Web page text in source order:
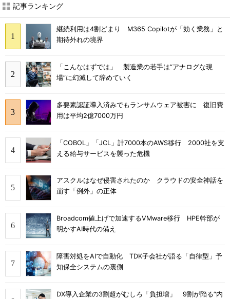
記事ランキング
継続利用は4割どまり M365 Copilotが「効く業務」と
期待外れの境界
「こんなはずでは」 製造業の若手は“アナログな現
場”に幻滅して辞めていく
多要素認証導入済みでもランサムウェア被害に 復旧費
用は平均2億7000万円
「COBOL」「JCL」計7000本のAWS移行 2000社を支
える給与サービスを襲った危機
アスクルはなぜ侵害されたのか クラウドの安全神話を
崩す「例外」の正体
Broadcom値上げで加速するVMware移行 HPE幹部が
明かすAI時代の備え
障害対処をAIで自動化 TDK子会社が語る「自律型」予
知保全システムの裏側
DX導入企業の3割超がむしろ「負担増」 9割が陥る“内